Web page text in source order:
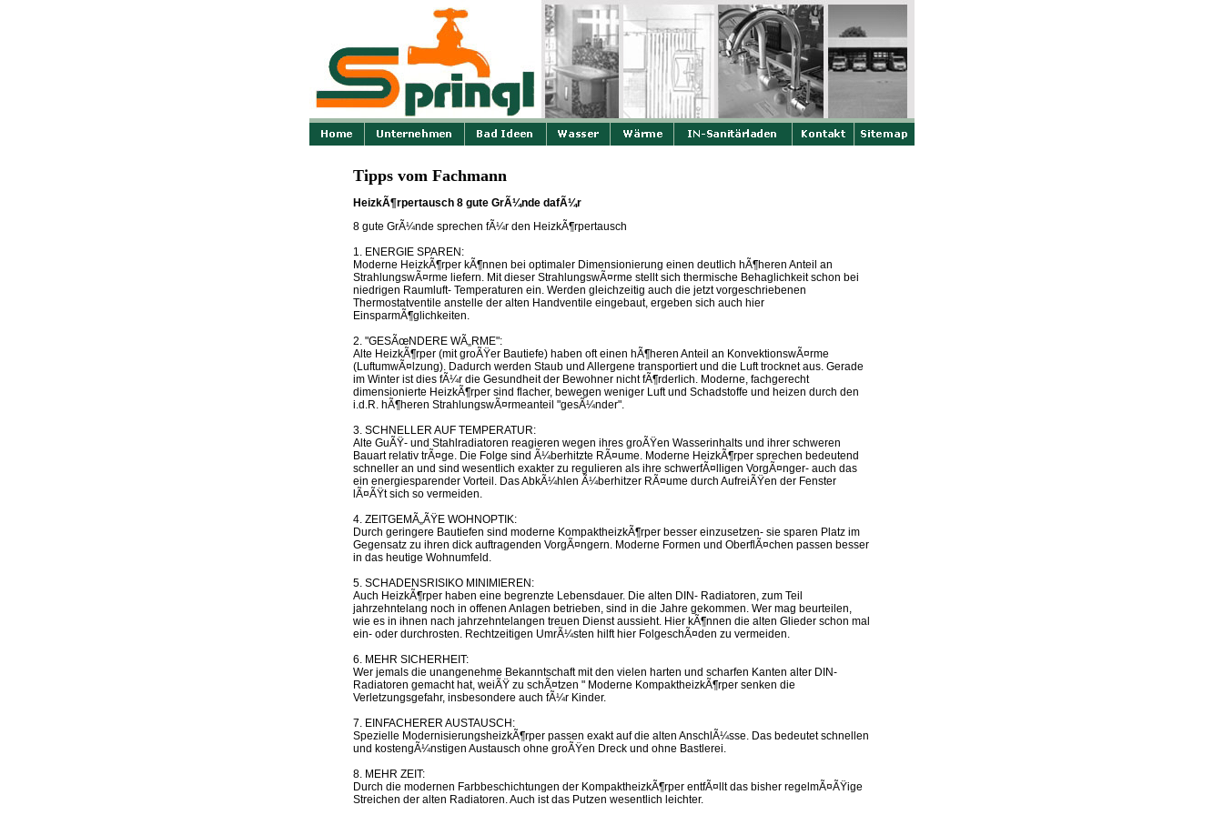
Tipps vom Fachmann
HeizkÃ¶rpertausch 8 gute GrÃ¼nde dafÃ¼r
8 gute GrÃ¼nde sprechen fÃ¼r den HeizkÃ¶rpertausch
1. ENERGIE SPAREN:
Moderne HeizkÃ¶rper kÃ¶nnen bei optimaler Dimensionierung einen deutlich hÃ¶heren Anteil an
StrahlungswÃ¤rme liefern. Mit dieser StrahlungswÃ¤rme stellt sich thermische Behaglichkeit schon bei
niedrigen Raumluft- Temperaturen ein. Werden gleichzeitig auch die jetzt vorgeschriebenen
Thermostatventile anstelle der alten Handventile eingebaut, ergeben sich auch hier
EinsparmÃ¶glichkeiten.
2. "GESÃœNDERE WÃ„RME":
Alte HeizkÃ¶rper (mit groÃŸer Bautiefe) haben oft einen hÃ¶heren Anteil an KonvektionswÃ¤rme
(LuftumwÃ¤lzung). Dadurch werden Staub und Allergene transportiert und die Luft trocknet aus. Gerade
im Winter ist dies fÃ¼r die Gesundheit der Bewohner nicht fÃ¶rderlich. Moderne, fachgerecht
dimensionierte HeizkÃ¶rper sind flacher, bewegen weniger Luft und Schadstoffe und heizen durch den
i.d.R. hÃ¶heren StrahlungswÃ¤rmeanteil "gesÃ¼nder".
3. SCHNELLER AUF TEMPERATUR:
Alte GuÃŸ- und Stahlradiatoren reagieren wegen ihres groÃŸen Wasserinhalts und ihrer schweren
Bauart relativ trÃ¤ge. Die Folge sind Ã¼berhitzte RÃ¤ume. Moderne HeizkÃ¶rper sprechen bedeutend
schneller an und sind wesentlich exakter zu regulieren als ihre schwerfÃ¤lligen VorgÃ¤nger- auch das
ein energiesparender Vorteil. Das AbkÃ¼hlen Ã¼berhitzer RÃ¤ume durch AufreiÃŸen der Fenster
lÃ¤ÃŸt sich so vermeiden.
4. ZEITGEMÃ„ÃŸE WOHNOPTIK:
Durch geringere Bautiefen sind moderne KompaktheizkÃ¶rper besser einzusetzen- sie sparen Platz im
Gegensatz zu ihren dick auftragenden VorgÃ¤ngern. Moderne Formen und OberflÃ¤chen passen besser
in das heutige Wohnumfeld.
5. SCHADENSRISIKO MINIMIEREN:
Auch HeizkÃ¶rper haben eine begrenzte Lebensdauer. Die alten DIN- Radiatoren, zum Teil
jahrzehntelang noch in offenen Anlagen betrieben, sind in die Jahre gekommen. Wer mag beurteilen,
wie es in ihnen nach jahrzehntelangen treuen Dienst aussieht. Hier kÃ¶nnen die alten Glieder schon mal
ein- oder durchrosten. Rechtzeitigen UmrÃ¼sten hilft hier FolgeschÃ¤den zu vermeiden.
6. MEHR SICHERHEIT:
Wer jemals die unangenehme Bekanntschaft mit den vielen harten und scharfen Kanten alter DIN-
Radiatoren gemacht hat, weiÃŸ zu schÃ¤tzen " Moderne KompaktheizkÃ¶rper senken die
Verletzungsgefahr, insbesondere auch fÃ¼r Kinder.
7. EINFACHERER AUSTAUSCH:
Spezielle ModernisierungsheizkÃ¶rper passen exakt auf die alten AnschlÃ¼sse. Das bedeutet schnellen
und kostengÃ¼nstigen Austausch ohne groÃŸen Dreck und ohne Bastlerei.
8. MEHR ZEIT:
Durch die modernen Farbbeschichtungen der KompaktheizkÃ¶rper entfÃ¤llt das bisher regelmÃ¤ÃŸige
Streichen der alten Radiatoren. Auch ist das Putzen wesentlich leichter.